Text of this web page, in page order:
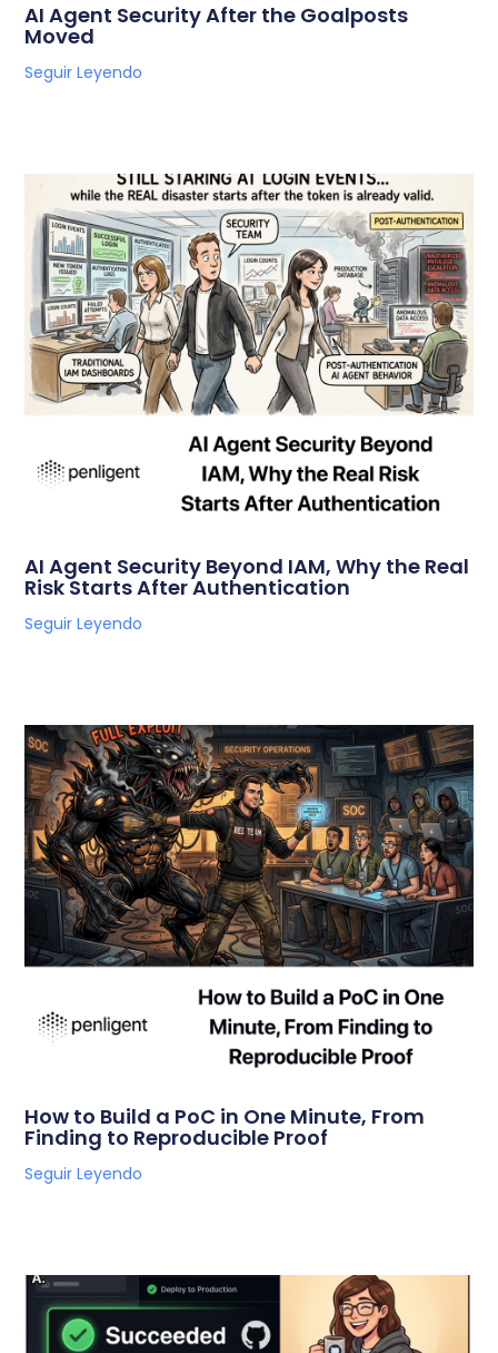
AI Agent Security After the Goalposts
Moved
Seguir Leyendo
AI Agent Security Beyond IAM, Why the Real
Risk Starts After Authentication
Seguir Leyendo
How to Build a PoC in One Minute, From
Finding to Reproducible Proof
Seguir Leyendo